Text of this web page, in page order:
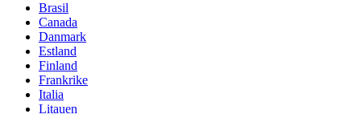
Brasil
Canada
Danmark
Estland
Finland
Frankrike
Italia
Litauen